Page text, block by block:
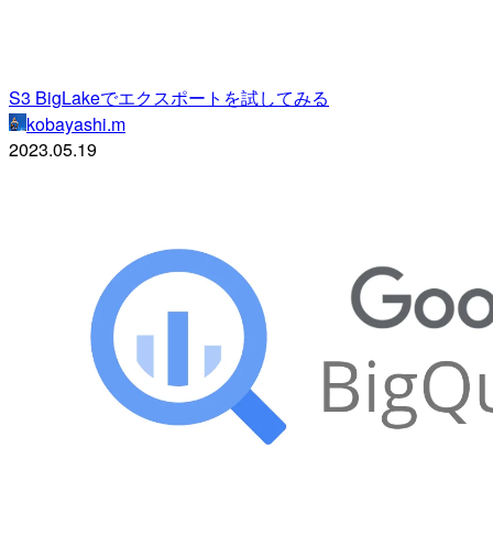
S3 BigLakeでエクスポートを試してみる
kobayashi.m
2023.05.19